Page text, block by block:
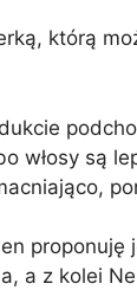
którą
włosy są
proponuję
a z kolei